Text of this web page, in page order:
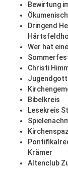
Bewirtung
Dringend
Wer hat
Christi
Bibelkreis
Lesekreis
Krämer
Altenclub